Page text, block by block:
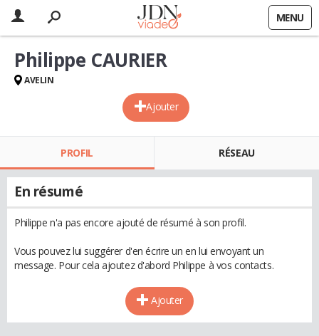
MENU
Ajouter
Philippe CAURIER
AVELIN
PROFIL RÉSEAU
En résumé
Philippe n'a pas encore ajouté de résumé à son profil.
Vous pouvez lui suggérer d'en écrire un en lui envoyant un
message. Pour cela ajoutez d'abord Philippe à vos contacts.
Ajouter